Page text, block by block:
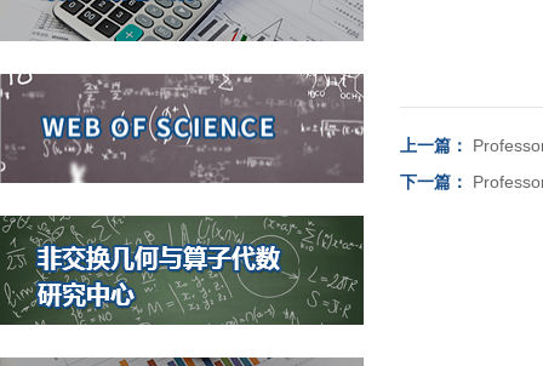
上一篇：
下一篇：